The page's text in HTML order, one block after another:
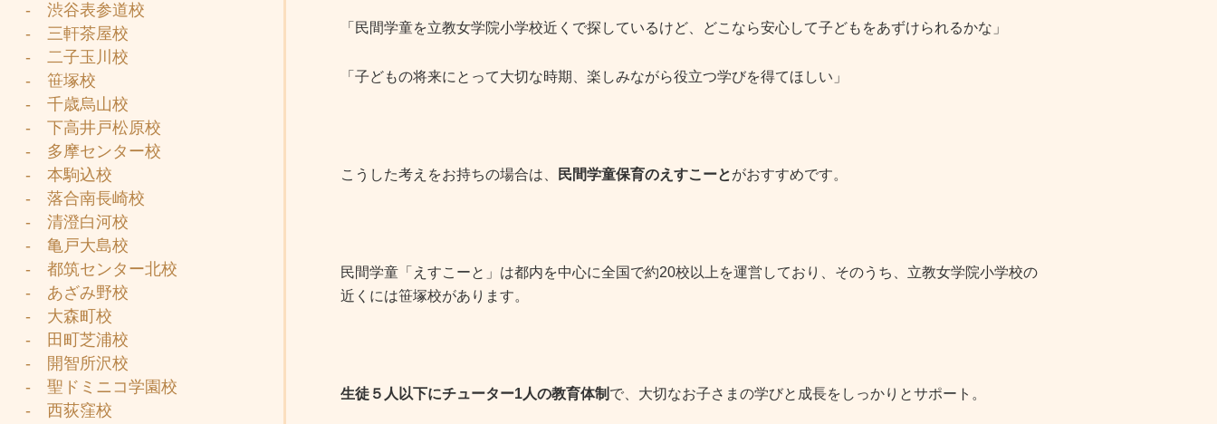
- 渋谷表参道校
- 三軒茶屋校
- 二子玉川校
- 笹塚校
- 千歳烏山校
- 下高井戸松原校
- 多摩センター校
- 本駒込校
- 落合南長崎校
- 清澄白河校
- 亀戸大島校
- 都筑センター北校
- あざみ野校
- 大森町校
- 田町芝浦校
- 開智所沢校
- 聖ドミニコ学園校
- 西荻窪校
「民間学童を立教女学院小学校近くで探しているけど、どこなら安心して子どもをあずけられるかな」
「子どもの将来にとって大切な時期、楽しみながら役立つ学びを得てほしい」
こうした考えをお持ちの場合は、 民間学童保育のえすこーとがおすすめです。
民間学童「えすこーと」は都内を中心に全国で約20校以上を運営しており、そのうち、立教女学院小学校の
近くには笹塚校があります。
生徒５人以下にチューター1人の教育体制 で、大切なお子さまの学びと成長をしっかりとサポート。